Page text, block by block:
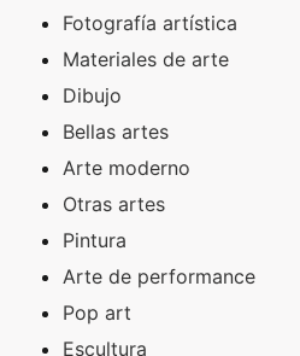
Fotografía artística
Materiales de arte
Dibujo
Bellas artes
Arte moderno
Otras artes
Pintura
Arte de performance
Pop art
Escultura